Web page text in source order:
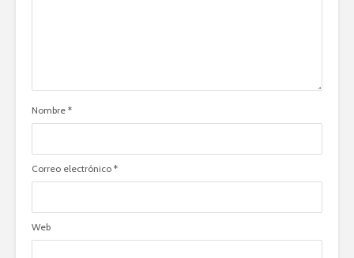
Nombre *
Correo electrónico *
Web